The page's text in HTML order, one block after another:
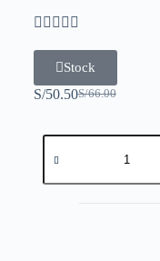
    
Stock
S/66.00
S/50.50